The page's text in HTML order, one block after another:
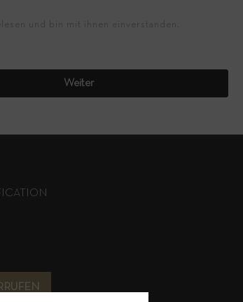
und bin mit ihnen einverstanden.
Weiter